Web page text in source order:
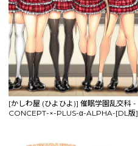
[かしわ屋 (ひよひよ)] 催眠学園乱交科 -
CONCEPT-×-PLUS-α-ALPHA-[DL版]